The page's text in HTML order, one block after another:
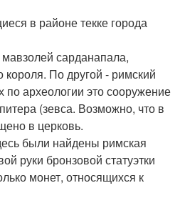
в районе текке города
сарданапала,
короля. По другой - римский
по археологии это сооружение
(зевса. Возможно, что в
в церковь.
были найдены римская
руки бронзовой статуэтки
монет, относящихся к